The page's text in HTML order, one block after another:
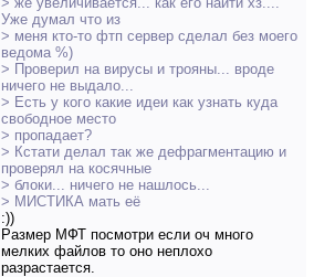
Уже думал что из
> меня кто-то фтп сервер сделал без моего
ведома %)
> Проверил на вирусы и трояны... вроде
ничего не выдало...
> Есть у кого какие идеи как узнать куда
свободное место
> пропадает?
> Кстати делал так же дефрагментацию и
проверял на косячные
> блоки... ничего не нашлось...
> МИСТИКА мать её
:))
Размер МФТ посмотри если оч много
мелких файлов то оно неплохо
разрастается.